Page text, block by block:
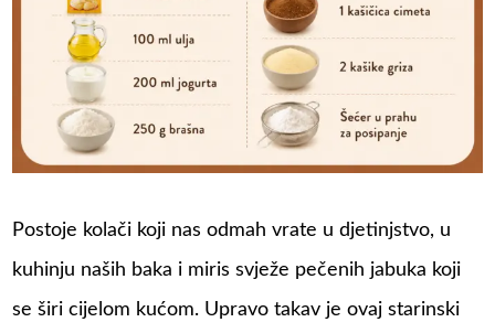
Postoje kolači koji nas odmah vrate u djetinjstvo, u
kuhinju naših baka i miris svježe pečenih jabuka koji
se širi cijelom kućom. Upravo takav je ovaj starinski